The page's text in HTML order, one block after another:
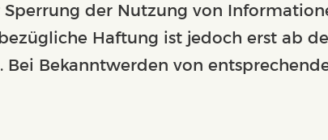
der Nutzung von
Haftung ist jedoch erst ab
Bekanntwerden von